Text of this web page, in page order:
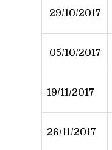
29/10/2017
05/10/2017
19/11/2017
26/11/2017